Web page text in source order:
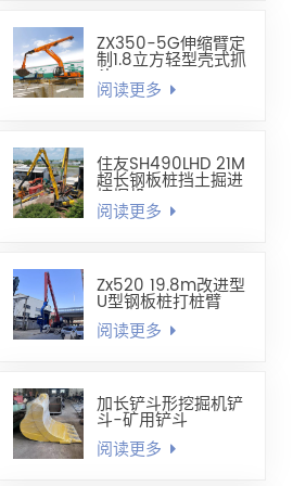
ZX350-5G伸缩臂定
制1.8立方轻型壳式抓
斗
阅读更多
住友SH490LHD 21M
超长钢板桩挡土掘进
挖掘机
阅读更多
Zx520 19.8m改进型
U型钢板桩打桩臂
阅读更多
加长铲斗形挖掘机铲
斗-矿用铲斗
阅读更多